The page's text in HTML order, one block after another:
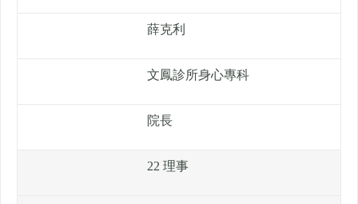
薛克利
文鳳診所身心專科
院長
22 理事